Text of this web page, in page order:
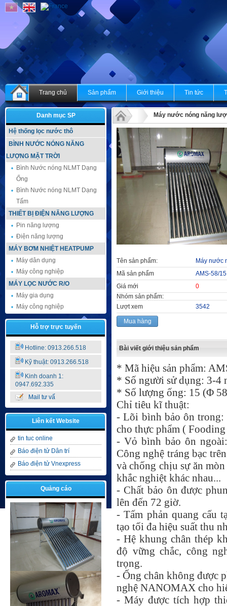
Trang chủ Sản phẩm Giới thiệu Tin tức
Danh mục SP
Hệ thống lọc nước thô
BÌNH NƯỚC NÓNG NĂNG
LƯỢNG MẶT TRỜI
Bình Nước nóng NLMT Dạng
Ống
Bình Nước nóng NLMT Dạng
Tấm
THIẾT BỊ ĐIỆN NĂNG LƯỢNG
Pin năng lượng
Điện năng lượng
MÁY BƠM NHIỆT HEATPUMP
Máy dân dụng
Máy công nghiệp
MÁY LỌC NƯỚC R/O
Máy gia dụng
Máy công nghiệp
Hỗ trợ trực tuyến
Hotline: 0913.266.518
Kỹ thuật: 0913.266.518
Kinh doanh 1:
0947.692.335
Mail tư vấ
Liên kết Website
tin tuc online
Báo điện tử Dân trí
Báo điện tử Vnexpress
Quảng cáo
Máy nước nóng năng
Tên sản phẩm:
Máy nước
Mã sản phẩm
AMS-58/15
Giá mới
0
Nhóm sản phẩm:
Lượt xem
3542
Mua hàng
Bài viết giới thiệu sản phẩm
* Mã hiệu sản phẩm:
* Số người sử dụng: 3-4
* Số lượng ống: 15 (Φ
Chỉ tiêu kĩ thuật:
- Lõi bình bảo ôn
cho thực phẩm ( Fooding
- Vỏ bình bảo ôn
Công nghệ tráng bạc
và chống chịu sự ăn
khắc nghiệt khác nhau...
- Chất bảo ôn được
lên đến 72 giờ.
- Tấm phản quang cấu
tạo tối đa hiệu suất thu
- Hệ khung chân thép
độ vững chắc, công ng
trọng.
- Ống chân không được
nghệ NANOMAX cho
- Máy được tích hợp